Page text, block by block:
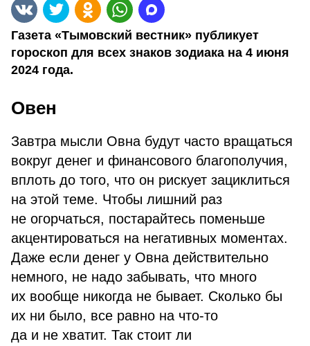
Газета «Тымовский вестник» публикует
гороскоп для всех знаков зодиака на 4 июня
2024 года.
Овен
Завтра мысли Овна будут часто вращаться
вокруг денег и финансового благополучия,
вплоть до того, что он рискует зациклиться
на этой теме. Чтобы лишний раз
не огорчаться, постарайтесь поменьше
акцентироваться на негативных моментах.
Даже если денег у Овна действительно
немного, не надо забывать, что много
их вообще никогда не бывает. Сколько бы
их ни было, все равно на что-то
да и не хватит. Так стоит ли